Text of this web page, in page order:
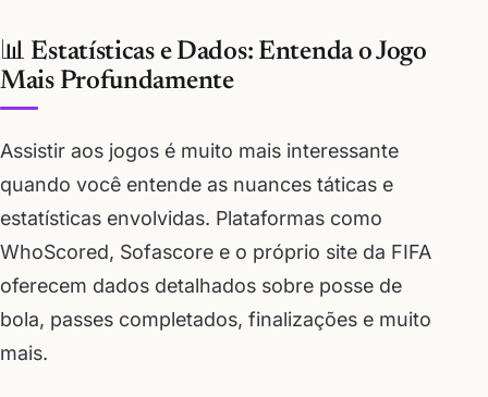
📊 Estatísticas e Dados: Entenda o Jogo
Mais Profundamente
Assistir aos jogos é muito mais interessante
quando você entende as nuances táticas e
estatísticas envolvidas. Plataformas como
WhoScored, Sofascore e o próprio site da FIFA
oferecem dados detalhados sobre posse de
bola, passes completados, finalizações e muito
mais.